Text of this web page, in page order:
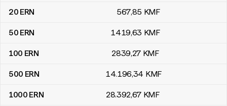
20 ERN 567,85 KMF
50 ERN 1419,63 KMF
100 ERN 2839,27 KMF
500 ERN 14.196,34 KMF
1000 ERN 28.392,67 KMF